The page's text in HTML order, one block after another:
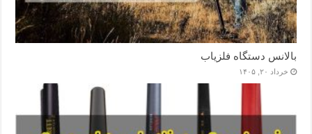
بالانس دستگاه فلزیاب
خرداد ۲۰, ۱۴۰۵